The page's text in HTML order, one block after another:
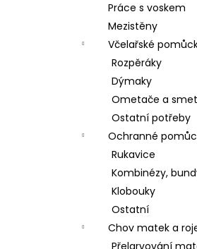
Práce s voskem
Mezistěny
Včelařské
Rozpěráky
Dýmaky
Ometače a
Ostatní potřeby
Ochranné
Rukavice
Kombinézy,
Klobouky
Ostatní
Chov matek a
Přelarvování